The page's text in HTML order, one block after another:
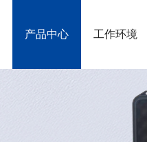
产品中心 工作环境